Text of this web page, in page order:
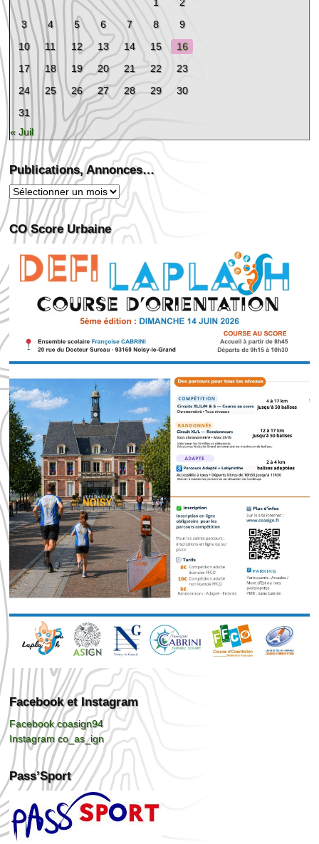
3
4 5 6 7 8
9
10
11 12 13 14 15
16
17
18 19 20 21 22
23
24
25 26 27 28 29
30
31
« Juil
Publications, Annonces…
Publications,
Annonces…
CO Score Urbaine
Facebook et Instagram
Facebook coasign94
Instagram co_as_ign
Pass’Sport